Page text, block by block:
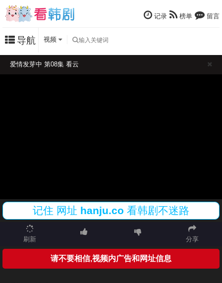
记录 榜单 留言
导航 视频
爱情发芽中 第08集 看云
记住 网址 hanju.co 看韩剧不迷路
刷新 分享
请不要相信,视频内广告和网址信息